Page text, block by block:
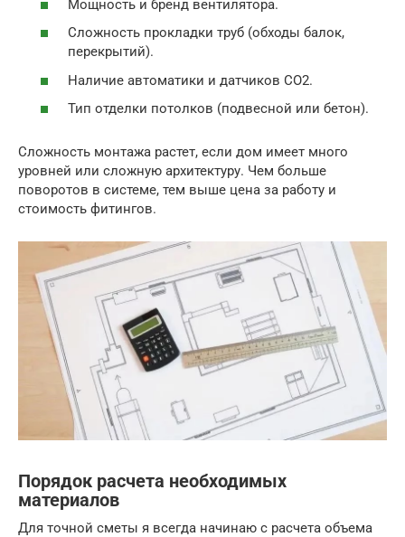
Мощность и бренд вентилятора.
Сложность прокладки труб (обходы балок,
перекрытий).
Наличие автоматики и датчиков CO2.
Тип отделки потолков (подвесной или бетон).
Сложность монтажа растет, если дом имеет много
уровней или сложную архитектуру. Чем больше
поворотов в системе, тем выше цена за работу и
стоимость фитингов.
Порядок расчета необходимых
материалов
Для точной сметы я всегда начинаю с расчета объема